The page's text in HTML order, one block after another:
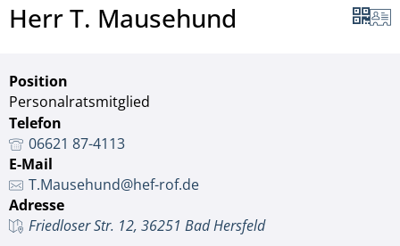
Herr T. Mausehund
Position
Personalratsmitglied
Telefon
06621 87-4113
E-Mail
T.Mausehund@hef-rof.de
Adresse
Friedloser Str. 12, 36251 Bad Hersfeld